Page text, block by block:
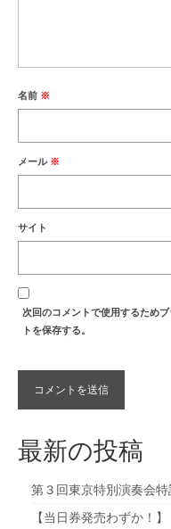
名前 ※
メール ※
サイト
次回のコメントで使用するため
トを保存する。
最新の投稿
第３回東京特別演奏会
【当日券発売わずか！】